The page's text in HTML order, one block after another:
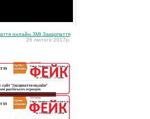
онлайн.ЗМІ Закарпаття
26 лютого 2017р.